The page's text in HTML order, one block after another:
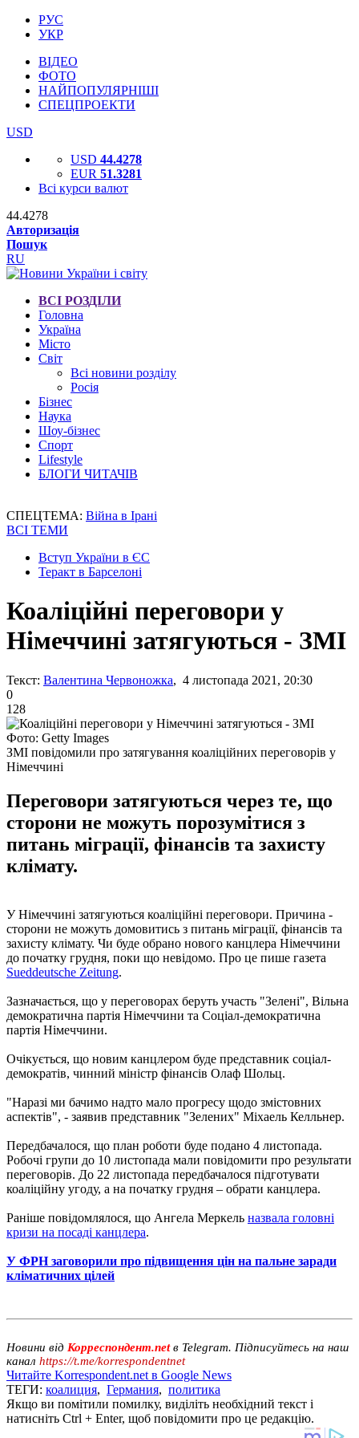
РУС
УКР
ВІДЕО
ФОТО
НАЙПОПУЛЯРНІШІ
СПЕЦПРОЕКТИ
USD
USD 44.4278
EUR 51.3281
Всі курси валют
44.4278
Авторизація
Пошук
RU
ВСІ РОЗДІЛИ
Головна
Україна
Місто
Світ
Всі новини розділу
Росія
Бізнес
Наука
Шоу-бізнес
Спорт
Lifestyle
БЛОГИ ЧИТАЧІВ
СПЕЦТЕМА: Війна в Ірані
ВСІ ТЕМИ
Вступ України в ЄС
Теракт в Барселоні
Коаліційні переговори у
Німеччині затягуються - ЗМІ
Текст: Валентина Червоножка, 4 листопада 2021, 20:30
0
128
Фото: Getty Images
ЗМІ повідомили про затягування коаліційних переговорів у
Німеччині
Переговори затягуються через те, що
сторони не можуть порозумітися з
питань міграції, фінансів та захисту
клімату.
У Німеччині затягуються коаліційні переговори. Причина -
сторони не можуть домовитись з питань міграції, фінансів та
захисту клімату. Чи буде обрано нового канцлера Німеччини
до початку грудня, поки що невідомо. Про це пише газета
Sueddeutsche Zeitung.
Зазначається, що у переговорах беруть участь "Зелені", Вільна
демократична партія Німеччини та Соціал-демократична
партія Німеччини.
Очікується, що новим канцлером буде представник соціал-
демократів, чинний міністр фінансів Олаф Шольц.
"Наразі ми бачимо надто мало прогресу щодо змістовних
аспектів", - заявив представник "Зелених" Міхаель Келльнер.
Передбачалося, що план роботи буде подано 4 листопада.
Робочі групи до 10 листопада мали повідомити про результати
переговорів. До 22 листопада передбачалося підготувати
коаліційну угоду, а на початку грудня – обрати канцлера.
Раніше повідомлялося, що Ангела Меркель назвала головні
кризи на посаді канцлера.
У ФРН заговорили про підвищення цін на пальне заради
кліматичних цілей
Новини від Корреспондент.netв Telegram. Підписуйтесь на наш
канал https://t.me/korrespondentnet
Читайте Korrespondent.net в Google News
ТЕГИ: коалиция, Германия, политика
Якщо ви помітили помилку, виділіть необхідний текст і
натисніть Ctrl + Enter, щоб повідомити про це редакцію.